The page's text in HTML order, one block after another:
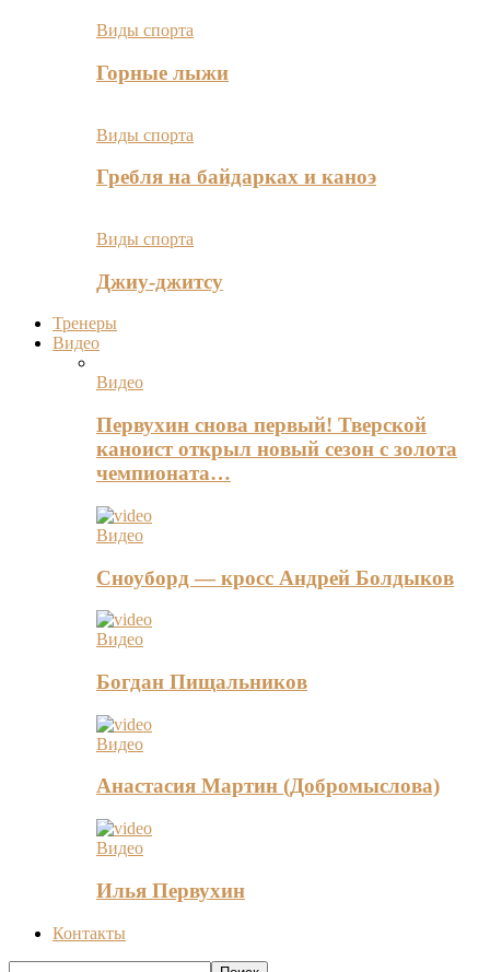
Виды спорта
Горные лыжи
Виды спорта
Гребля на байдарках и каноэ
Виды спорта
Джиу-джитсу
Тренеры
Видео
Видео
Первухин снова первый! Тверской
каноист открыл новый сезон с золота
чемпионата…
Видео
Сноуборд — кросс Андрей Болдыков
Видео
Богдан Пищальников
Видео
Анастасия Мартин (Добромыслова)
Видео
Илья Первухин
Контакты